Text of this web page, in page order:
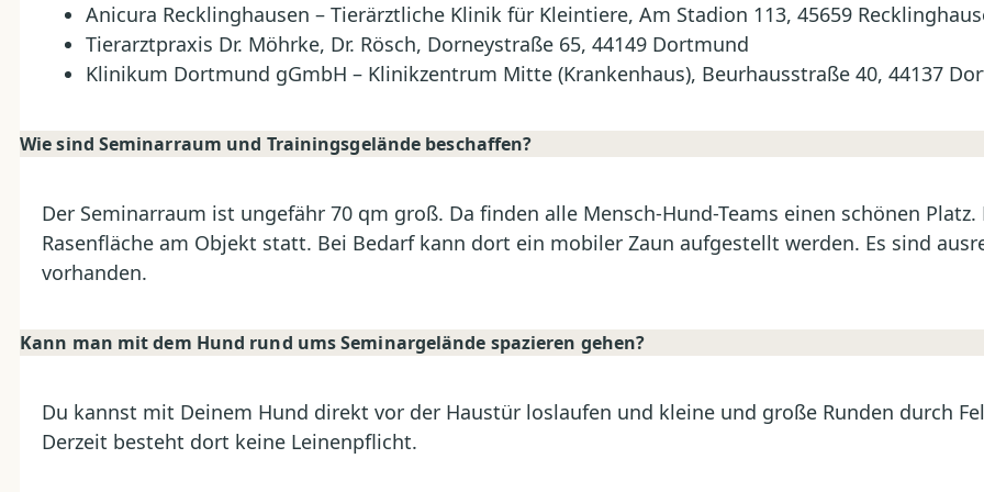
Anicura Recklinghausen – Tierärztliche Klinik für Kleintiere, Am Stadion 113, 45659
Tierarztpraxis Dr. Möhrke, Dr. Rösch, Dorneystraße 65, 44149 Dortmund
Klinikum Dortmund gGmbH – Klinikzentrum Mitte (Krankenhaus), Beurhausstraße 40, 44137
Wie sind Seminarraum und Trainingsgelände beschaffen?
Der Seminarraum ist ungefähr 70 qm groß. Da finden alle Mensch-Hund-Teams einen schönen
Rasenfläche am Objekt statt. Bei Bedarf kann dort ein mobiler Zaun aufgestellt werden. Es sind
vorhanden.
Kann man mit dem Hund rund ums Seminargelände spazieren gehen?
Du kannst mit Deinem Hund direkt vor der Haustür loslaufen und kleine und große Runden durch
Derzeit besteht dort keine Leinenpflicht.